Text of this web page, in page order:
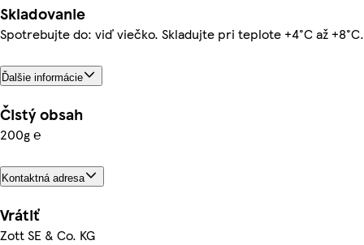
Skladovanie
Spotrebujte do: viď viečko. Skladujte pri teplote +4°C až +8°C.
Ďalšie informácie
Čistý obsah
200g ℮
Kontaktná adresa
Vrátiť
Zott SE & Co. KG